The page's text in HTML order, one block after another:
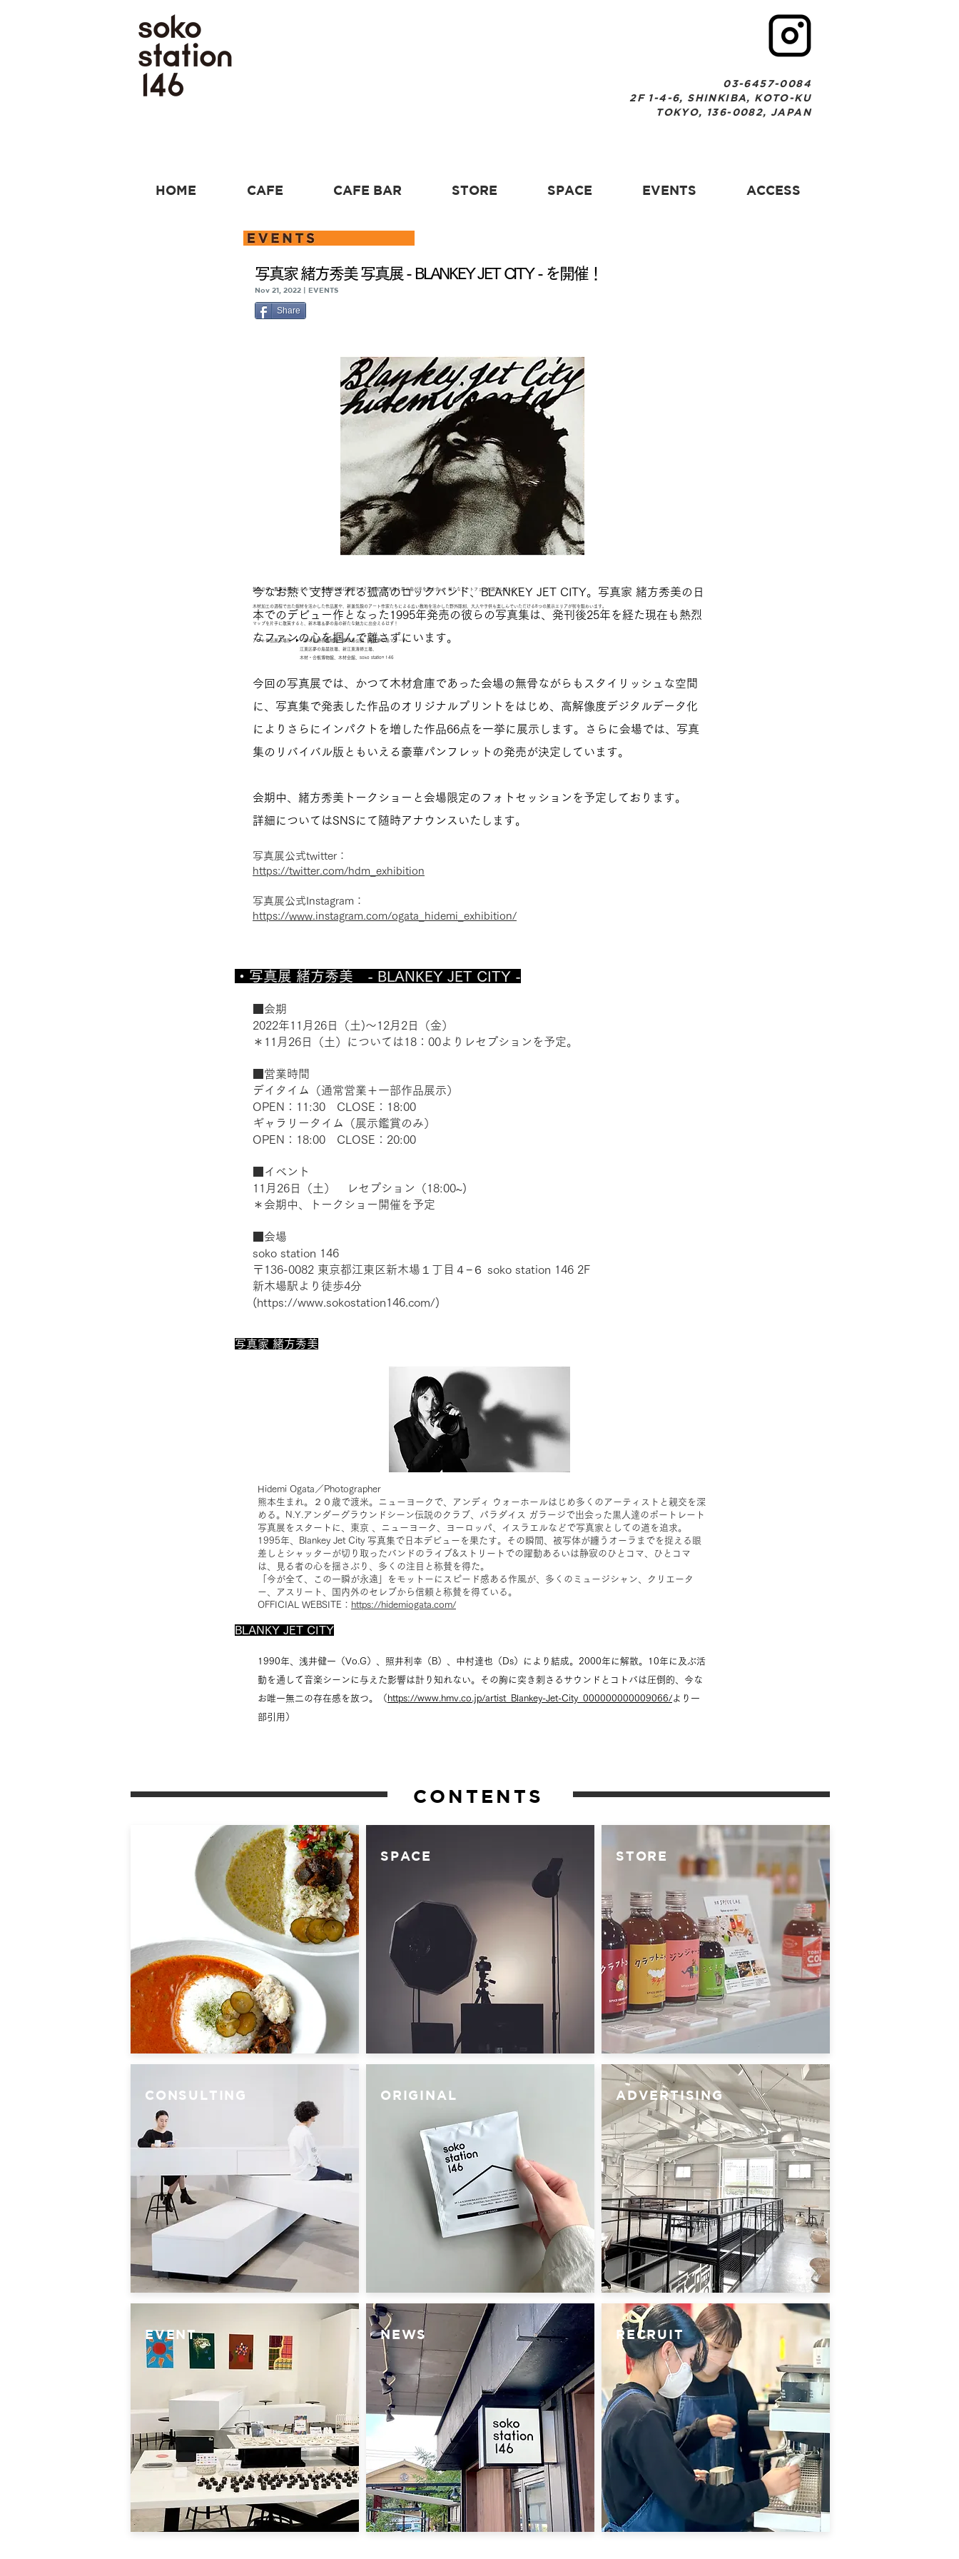
03-6457-0084
2F 1-4-6, SHINKIBA, KOTO-KU
TOKYO, 136-0082, JAPAN
HOME CAFE CAFE BAR STORE SPACE EVENTS ACCESS
写真家 緒方秀美 写真展 - BLANKEY JET CITY - を開催！
Nov 21, 2022 | EVENTS
Share
無駄のない資源活用とエネルギーの再利用を掲げ循環する2つの街、新木場と夢の島が手を取り合い、新たなアートフェスが誕生しました！
木材加工の過程で出た端材を活かした作品展や、新進気鋭のアート作家たちによる広い敷地を活かした野外彫刻、大人や子供も楽しんでいただける8つの展示エリアが街を賑わいます。
マップを片手に散策すると、新木場＆夢の島の新たな魅力に出会えるはず！
アート作品展示場所 ▶︎ 夢の島熱帯植物館、夢の島公園、東京夢の島マリーナ
江東区夢の島競技場、新江東清掃工場、
木材・合板博物館、木材会館、soko station 146
今なお熱く支持される孤高のロックバンド、BLANKEY JET CITY。写真家 緒方秀美の日
本でのデビュー作となった1995年発売の彼らの写真集は、発刊後25年を経た現在も熱烈
なファンの心を掴んで離さずにいます。
今回の写真展では、かつて木材倉庫であった会場の無骨ながらもスタイリッシュな空間
に、写真集で発表した作品のオリジナルプリントをはじめ、高解像度デジタルデータ化
によりさらにインパクトを増した作品66点を一挙に展示します。さらに会場では、写真
集のリバイバル版ともいえる豪華パンフレットの発売が決定しています。
会期中、緒方秀美トークショーと会場限定のフォトセッションを予定しております。
詳細についてはSNSにて随時アナウンスいたします。
写真展公式twitter：
https://twitter.com/hdm_exhibition
写真展公式Instagram：
https://www.instagram.com/ogata_hidemi_exhibition/
展示されるアート作品に関して
・写真展 緒方秀美 - BLANKEY JET CITY -
■会期
2022年11月26日（土)〜12月2日（金）
＊11月26日（土）については18：00よりレセプションを予定。
■営業時間
デイタイム（通常営業＋一部作品展示）
OPEN：11:30 CLOSE：18:00
ギャラリータイム（展示鑑賞のみ）
OPEN：18:00 CLOSE：20:00
■イベント
11月26日（土） レセプション（18:00~)
＊会期中、トークショー開催を予定
■会場
soko station 146
〒136-0082 東京都江東区新木場１丁目４−６ soko station 146 2F
新木場駅より徒歩4分
(https://www.sokostation146.com/)
​写真家 緒方秀美
Hidemi Ogata／Photographer
熊本生まれ。２０歳で渡米。ニューヨークで、アンディ ウォーホールはじめ多くのアーティストと親交を深
める。N.Y.アンダーグラウンドシーン伝説のクラブ、パラダイス ガラージで出会った黒人達のポートレート
写真展をスタートに、東京 、ニューヨーク、ヨーロッパ、イスラエルなどで写真家としての道を追求。
1995年、Blankey Jet City 写真集で日本デビューを果たす。その瞬間、被写体が纏うオーラまでを捉える眼
差しとシャッターが切り取ったバンドのライブ&ストリートでの躍動あるいは静寂のひとコマ、ひとコマ
は、見る者の心を揺さぶり、多くの注目と称賛を得た。
「今が全て、この一瞬が永遠」をモットーにスピード感ある作風が、多くのミュージシャン、クリエータ
ー、アスリート、国内外のセレブから信頼と称賛を得ている。
OFFICIAL WEBSITE： https://hidemiogata.com/
BLANKY JET CITY
1990年、浅井健一（Vo.G）、照井利幸（B）、中村達也（Ds）により結成。2000年に解散。10年に及ぶ活
動を通して音楽シーンに与えた影響は計り知れない。その胸に突き刺さるサウンドとコトバは圧倒的、今な
お唯一無二の存在感を放つ。（ https://www.hmv.co.jp/artist_Blankey-Jet-City_000000000009066/より一
部引用）
CONTENTS
CONSULTING
EVENT
SPACE
ORIGINAL
NEWS
STORE
ADVERTISING
RECRUIT